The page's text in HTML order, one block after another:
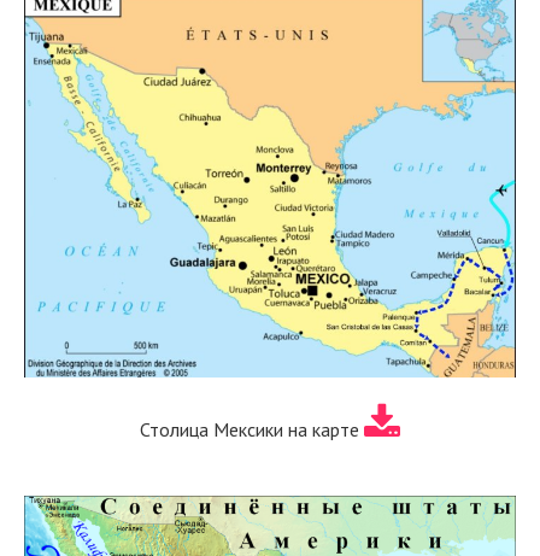
Столица Мексики на карте